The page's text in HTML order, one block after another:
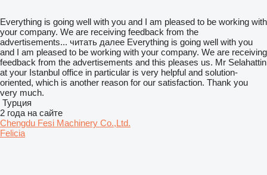
Everything is going well with you and I am pleased to be working with
your company. We are receiving feedback from the
advertisements... читать далее Everything is going well with you
and I am pleased to be working with your company. We are receiving
feedback from the advertisements and this pleases us. Mr Selahattin
at your Istanbul office in particular is very helpful and solution-
oriented, which is another reason for our satisfaction. Thank you
very much.
Турция
2 года на сайте
Chengdu Fesi Machinery Co.,Ltd.
Felicia